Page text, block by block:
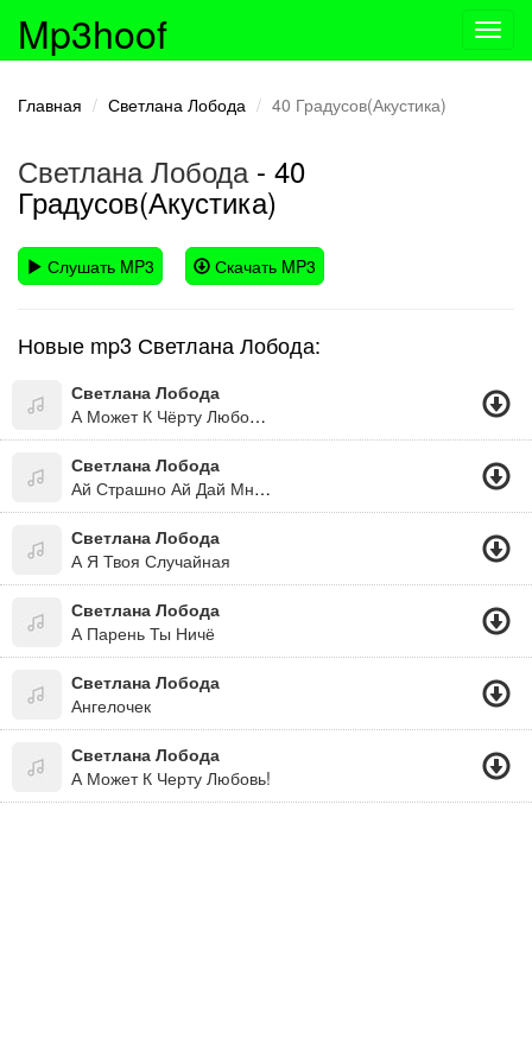
Mp3hoof
Главная Светлана Лобода 40 Градусов(Акустика)
Светлана Лобода- 40
Градусов(Акустика)
Слушать MP3 Скачать MP3
Новые mp3 Светлана Лобода:
Светлана Лобода
А Может К Чёрту Любовь ( Минус)
Светлана Лобода
Ай Страшно Ай Дай Мне Нежность..
Светлана Лобода
А Я Твоя Случайная
Светлана Лобода
А Парень Ты Ничё
Светлана Лобода
Ангелочек
Светлана Лобода
А Может К Черту Любовь!